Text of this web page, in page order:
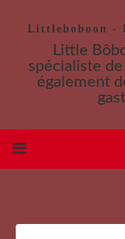
Littleboboon -
Little
spécialiste
également